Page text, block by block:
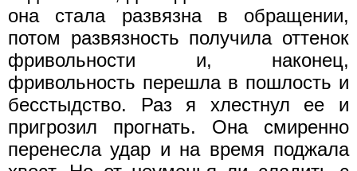
она стала развязна в обращении,
потом развязность получила оттенок
фривольности и, наконец,
фривольность перешла в пошлость и
бесстыдство. Раз я хлестнул ее и
пригрозил прогнать. Она смиренно
перенесла удар и на время поджала